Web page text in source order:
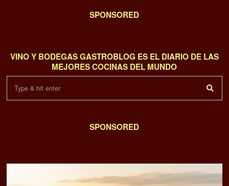
SPONSORED
VINO Y BODEGAS GASTROBLOG ES EL DIARIO DE LAS
MEJORES COCINAS DEL MUNDO
SPONSORED